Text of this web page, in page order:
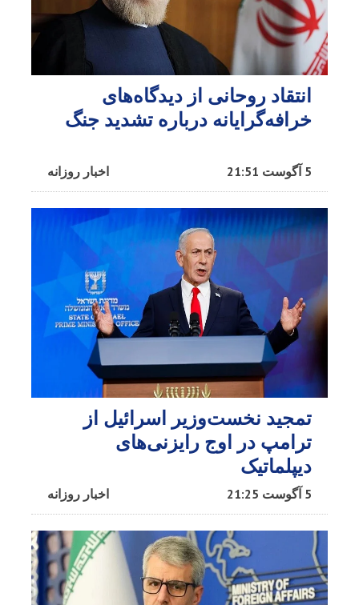
انتقاد روحانی از دیدگاه‌های
خرافه‌گرایانه درباره تشدید جنگ
اخبار روزانه 5 آگوست 21:51
تمجید نخست‌وزیر اسرائیل از
ترامپ در اوج رایزنی‌های
دیپلماتیک
اخبار روزانه 5 آگوست 21:25